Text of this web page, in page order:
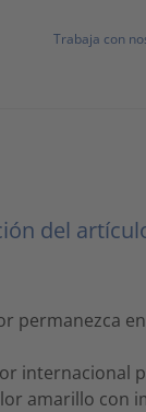
Trabaja con
del
permanezca
internacional
amarillo con